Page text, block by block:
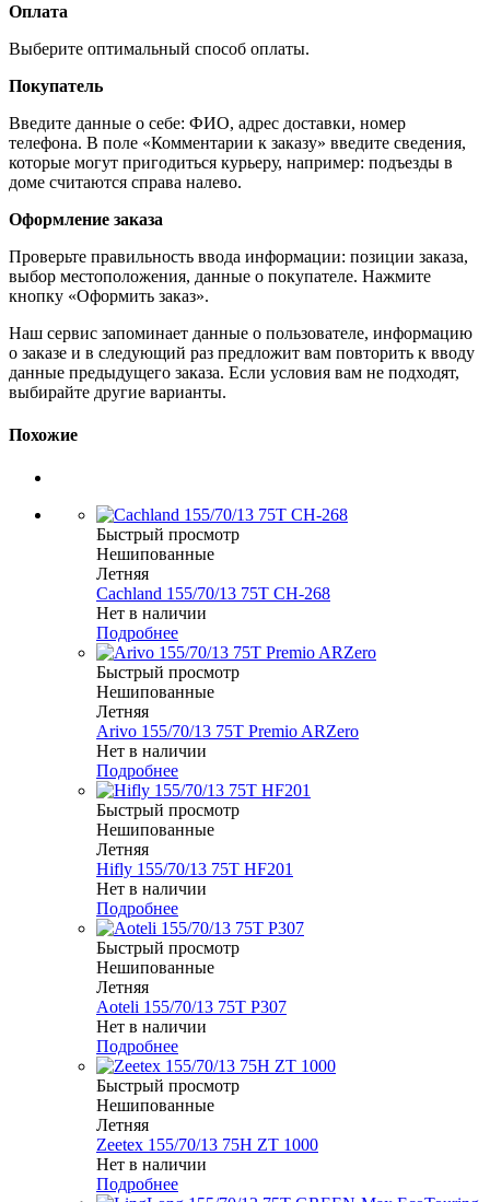
Оплата
Выберите оптимальный способ оплаты.
Покупатель
Введите данные о себе: ФИО, адрес доставки, номер
телефона. В поле «Комментарии к заказу» введите сведения,
которые могут пригодиться курьеру, например: подъезды в
доме считаются справа налево.
Оформление заказа
Проверьте правильность ввода информации: позиции заказа,
выбор местоположения, данные о покупателе. Нажмите
кнопку «Оформить заказ».
Наш сервис запоминает данные о пользователе, информацию
о заказе и в следующий раз предложит вам повторить к вводу
данные предыдущего заказа. Если условия вам не подходят,
выбирайте другие варианты.
Похожие
Быстрый просмотр
Нешипованные
Летняя
Cachland 155/70/13 75T CH-268
Нет в наличии
Подробнее
Быстрый просмотр
Нешипованные
Летняя
Arivo 155/70/13 75T Premio ARZero
Нет в наличии
Подробнее
Быстрый просмотр
Нешипованные
Летняя
Hifly 155/70/13 75T HF201
Нет в наличии
Подробнее
Быстрый просмотр
Нешипованные
Летняя
Aoteli 155/70/13 75T P307
Нет в наличии
Подробнее
Быстрый просмотр
Нешипованные
Летняя
Zeetex 155/70/13 75H ZT 1000
Нет в наличии
Подробнее